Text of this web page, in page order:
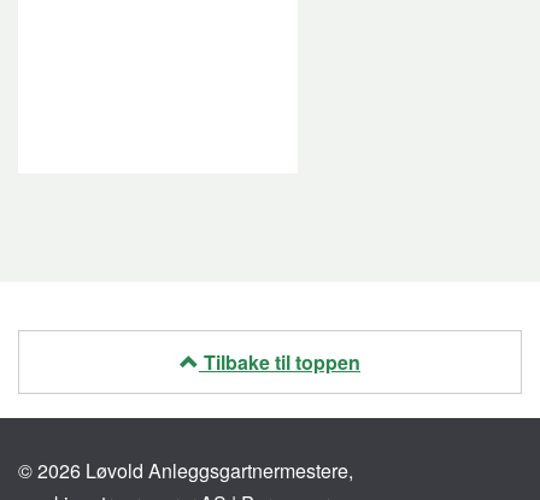
Tilbake til toppen
© 2026 Løvold Anleggsgartnermestere,